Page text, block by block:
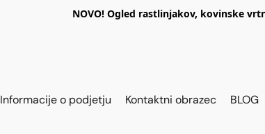
NOVO! Ogled rastlinjakov, kovinske
Informacije o podjetju Kontaktni obrazec BLOG